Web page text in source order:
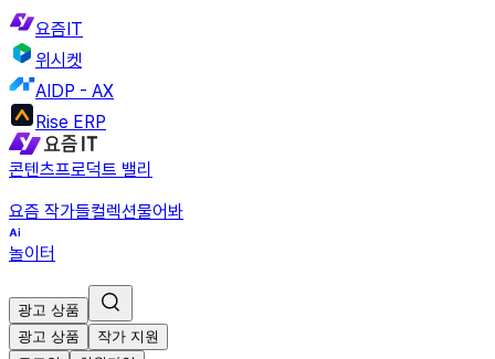
요즘IT
위시켓
AIDP - AX
Rise ERP
콘텐츠프로덕트 밸리
요즘 작가들컬렉션물어봐
놀이터
광고 상품
광고 상품
작가 지원